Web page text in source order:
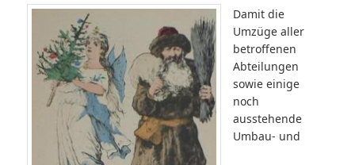
Damit die
Umzüge aller
betroffenen
Abteilungen
sowie einige
noch
ausstehende
Umbau- und